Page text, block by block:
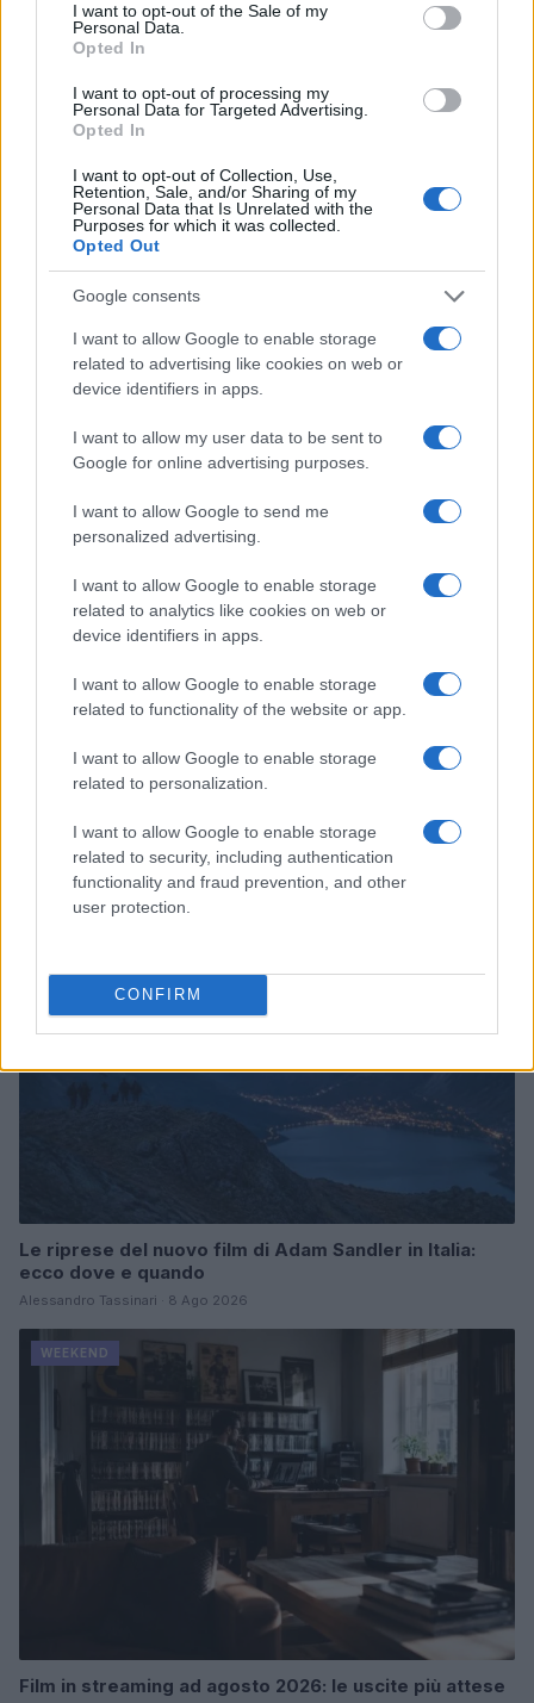
I want to opt-out of the Sale of my
Personal Data.
Opted In
I want to opt-out of processing my
Personal Data for Targeted Advertising.
Opted In
I want to opt-out of Collection, Use,
Retention, Sale, and/or Sharing of my
Personal Data that Is Unrelated with the
Purposes for which it was collected.
Opted Out
Google consents
I want to allow Google to enable storage
related to advertising like cookies on web or
device identifiers in apps.
I want to allow my user data to be sent to
Google for online advertising purposes.
I want to allow Google to send me
personalized advertising.
I want to allow Google to enable storage
related to analytics like cookies on web or
device identifiers in apps.
I want to allow Google to enable storage
related to functionality of the website or app.
I want to allow Google to enable storage
related to personalization.
I want to allow Google to enable storage
related to security, including authentication
functionality and fraud prevention, and other
user protection.
CONFIRM
AUTORE
Alessandro Tassinari
pieno di timbri, riscrisse un percorso alpino
dopo un incontro al Rifugio Garelli: oggi cura
storie di viaggio in chiave narrativa. In
redazione predilige longform, sostiene
l'attenzione al paesaggio e conserva un
taccuino logoro con mappe disegnate a
mano.
Continua a leggere
WEEKEND
Le riprese del nuovo film di Adam Sandler in Italia:
ecco dove e quando
Alessandro Tassinari · 8 Ago 2026
WEEKEND
Film in streaming ad agosto 2026: le uscite più attese